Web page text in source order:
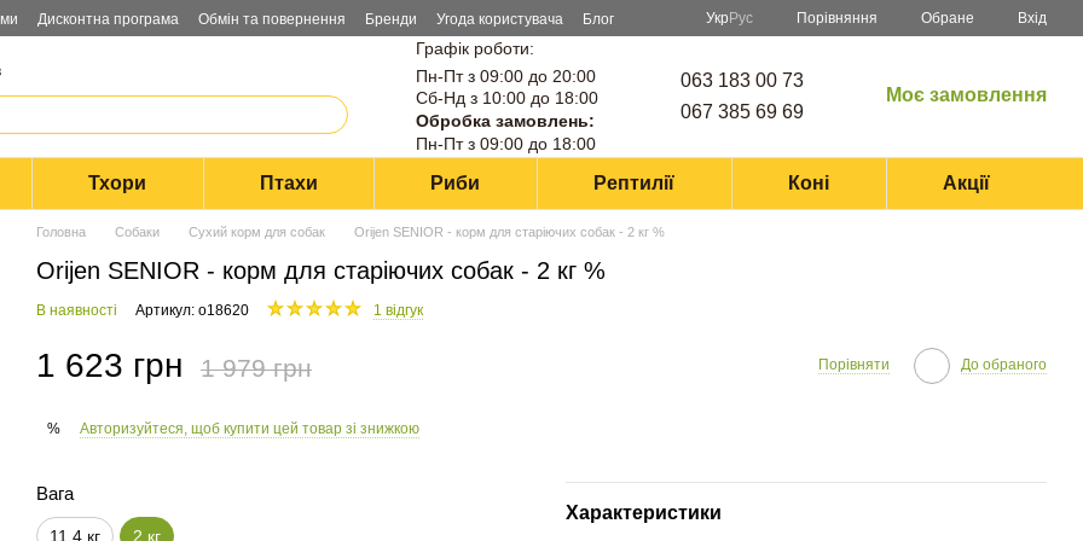
Дисконтна програма Обмін та повернення Бренди Угода користувача Блог Укр Рус Порівняння Обране Вхід
Графік роботи:
Пн-Пт з 09:00 до 20:00
Сб-Нд з 10:00 до 18:00
Обробка замовлень:
Пн-Пт з 09:00 до 18:00
063 183 00 73
067 385 69 69
Моє замовлення
Тхори Птахи Риби Рептилії Коні Акції
Головна Собаки Сухий корм для собак Orijen SENIOR - корм для старіючих собак - 2 кг %
Orijen SENIOR - корм для старіючих собак - 2 кг %
В наявності Артикул: o18620 1 відгук
1 623 грн 1 979 грн Порівняти До обраного
% Авторизуйтеся, щоб купити цей товар зі знижкою
Вага
11,4 кг 2 кг
Характеристики